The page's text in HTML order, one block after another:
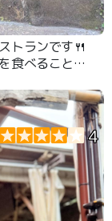
トランです🍴
食べることが
4